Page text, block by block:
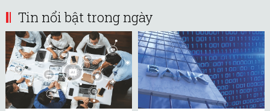
Tin nổi bật trong ngày